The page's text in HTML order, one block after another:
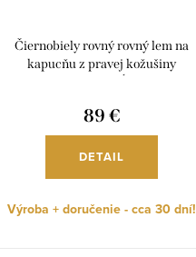
Čiernobiely rovný rovný lem na
kapucňu z pravej kožušiny
89 €
DETAIL
Výroba + doručenie - cca 30 dní!